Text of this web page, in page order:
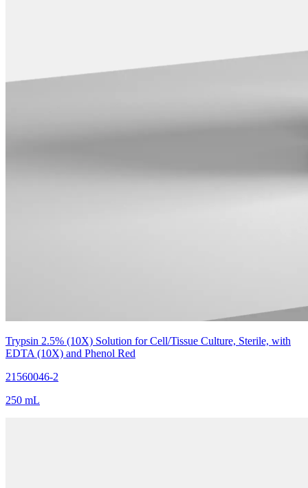
Trypsin 2.5% (10X) Solution for Cell/Tissue Culture, Sterile, with
EDTA (10X) and Phenol Red
21560046-2
250 mL